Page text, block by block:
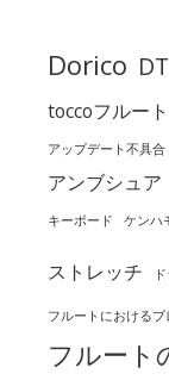
Dorico
toccoフルート
アップデート不具合
アンブシュア
キーボード ケンハ
ストレッチ
フルートにおける
フルート